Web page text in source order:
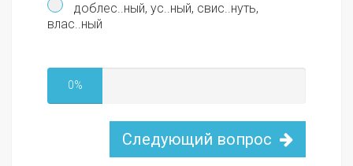
доблес..ный, ус..ный, свис..нуть,
влас..ный
0%
Следующий вопрос